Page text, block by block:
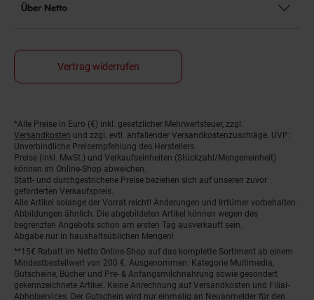
Über Netto
Vertrag widerrufen
Fußnoten
*Alle Preise in Euro (€) inkl. gesetzlicher Mehrwertsteuer, zzgl.
Versandkosten und zzgl. evtl. anfallender Versandkostenzuschläge. UVP:
Unverbindliche Preisempfehlung des Herstellers.
Preise (inkl. MwSt.) und Verkaufseinheiten (Stückzahl/Mengeneinheit)
können im Online-Shop abweichen.
Statt- und durchgestrichene Preise beziehen sich auf unseren zuvor
geforderten Verkaufspreis.
Alle Artikel solange der Vorrat reicht! Änderungen und Irrtümer vorbehalten.
Abbildungen ähnlich. Die abgebildeten Artikel können wegen des
begrenzten Angebots schon am ersten Tag ausverkauft sein.
Abgabe nur in haushaltsüblichen Mengen!
**15€ Rabatt im Netto Online-Shop auf das komplette Sortiment ab einem
Mindestbestellwert von 200 €. Ausgenommen: Kategorie Multimedia,
Gutscheine, Bücher und Pre- & Anfangsmilchnahrung sowie gesondert
gekennzeichnete Artikel. Keine Anrechnung auf Versandkosten und Filial-
Abholservices. Der Gutschein wird nur einmalig an Neuanmelder für den